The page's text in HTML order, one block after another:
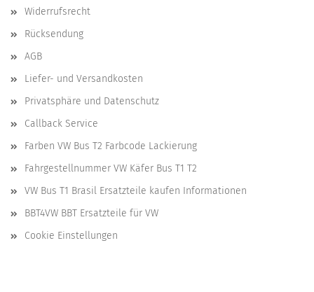
Widerrufsrecht
Rücksendung
AGB
Liefer- und Versandkosten
Privatsphäre und Datenschutz
Callback Service
Farben VW Bus T2 Farbcode Lackierung
Fahrgestellnummer VW Käfer Bus T1 T2
VW Bus T1 Brasil Ersatzteile kaufen Informationen
BBT4VW BBT Ersatzteile für VW
Cookie Einstellungen